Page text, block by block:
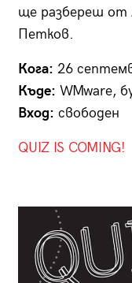
ще разбереш от
Петков.
Кога: 26
Къде: WMware,
Вход: свободен
QUIZ IS COMING!